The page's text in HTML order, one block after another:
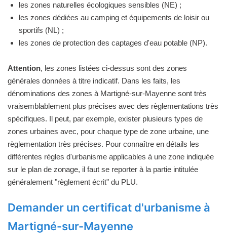
les zones naturelles écologiques sensibles (NE) ;
les zones dédiées au camping et équipements de loisir ou
sportifs (NL) ;
les zones de protection des captages d'eau potable (NP).
Attention, les zones listées ci-dessus sont des zones
générales données à titre indicatif. Dans les faits, les
dénominations des zones à Martigné-sur-Mayenne sont très
vraisemblablement plus précises avec des règlementations très
spécifiques. Il peut, par exemple, exister plusieurs types de
zones urbaines avec, pour chaque type de zone urbaine, une
règlementation très précises. Pour connaître en détails les
différentes règles d'urbanisme applicables à une zone indiquée
sur le plan de zonage, il faut se reporter à la partie intitulée
généralement "règlement écrit" du PLU.
Demander un certificat d'urbanisme à
Martigné-sur-Mayenne